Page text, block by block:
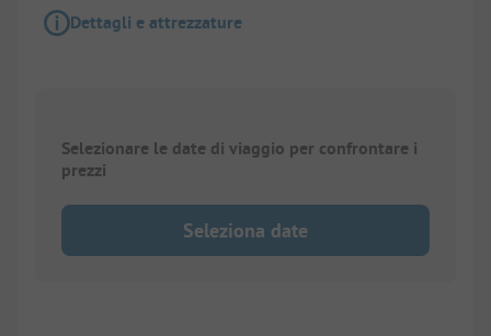
Dettagli e attrezzature
Selezionare le date di viaggio per confrontare i
prezzi
Seleziona date